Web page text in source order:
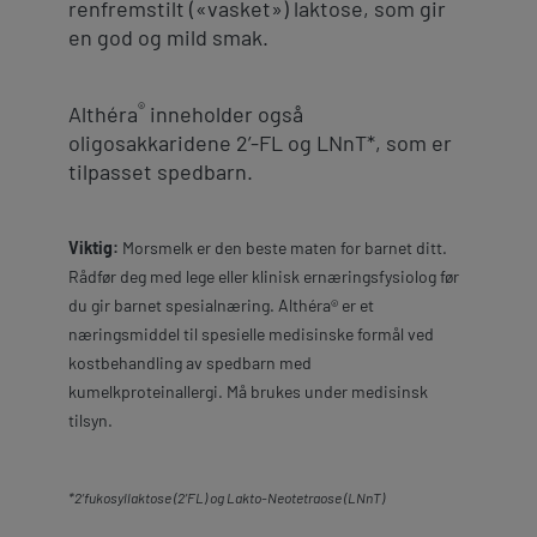
renfremstilt («vasket») laktose, som gir
en god og mild smak.
Althéra®inneholder også
oligosakkaridene 2’-FL og LNnT*, som er
tilpasset spedbarn.
Viktig: Morsmelk er den beste maten for barnet ditt.
Rådfør deg med lege eller klinisk ernæringsfysiolog før
du gir barnet spesialnæring. Althéra® er et
næringsmiddel til spesielle medisinske formål ved
kostbehandling av spedbarn med
kumelkproteinallergi. Må brukes under medisinsk
tilsyn.
*2’fukosyllaktose (2’FL) og Lakto-Neotetraose (LNnT)